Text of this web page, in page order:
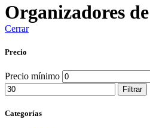
Organizadores
Cerrar
Precio
Precio mínimo
Filtrar
Categorías